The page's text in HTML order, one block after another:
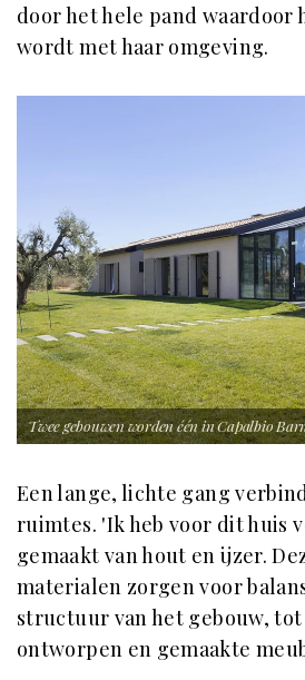
door het hele pand waardoor
wordt met haar omgeving.
Twee gebouwen worden één in Capalbio
Een lange, lichte gang
ruimtes. 'Ik heb voor dit huis
gemaakt van hout en ijzer.
materialen zorgen voor
structuur van het gebouw,
ontworpen en gemaakte